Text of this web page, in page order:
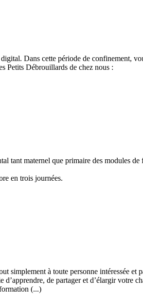
Dans cette période de confinement,
Petits Débrouillards de chez nous :
tant maternel que primaire des modules
en trois journées.
simplement à toute personne intéressée
de partager et d’élargir votre
(...)